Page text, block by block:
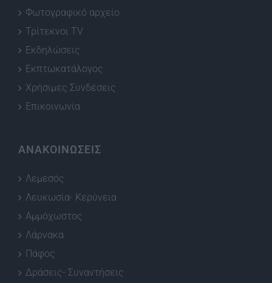
Φωτογραφικό αρχείο
Τρίτεκνοι TV
Εκδηλώσεις
Εκπτωκατάλογος
Χρήσιμες Συνδέσεις
Επικοινωνία
ΑΝΑΚΟΙΝΩΣΕΙΣ
Λεμεσός
Λευκωσία- Κερύνεια
Αμμόχωστος
Λάρνακα
Πάφος
Δράσεις- Συναντήσεις